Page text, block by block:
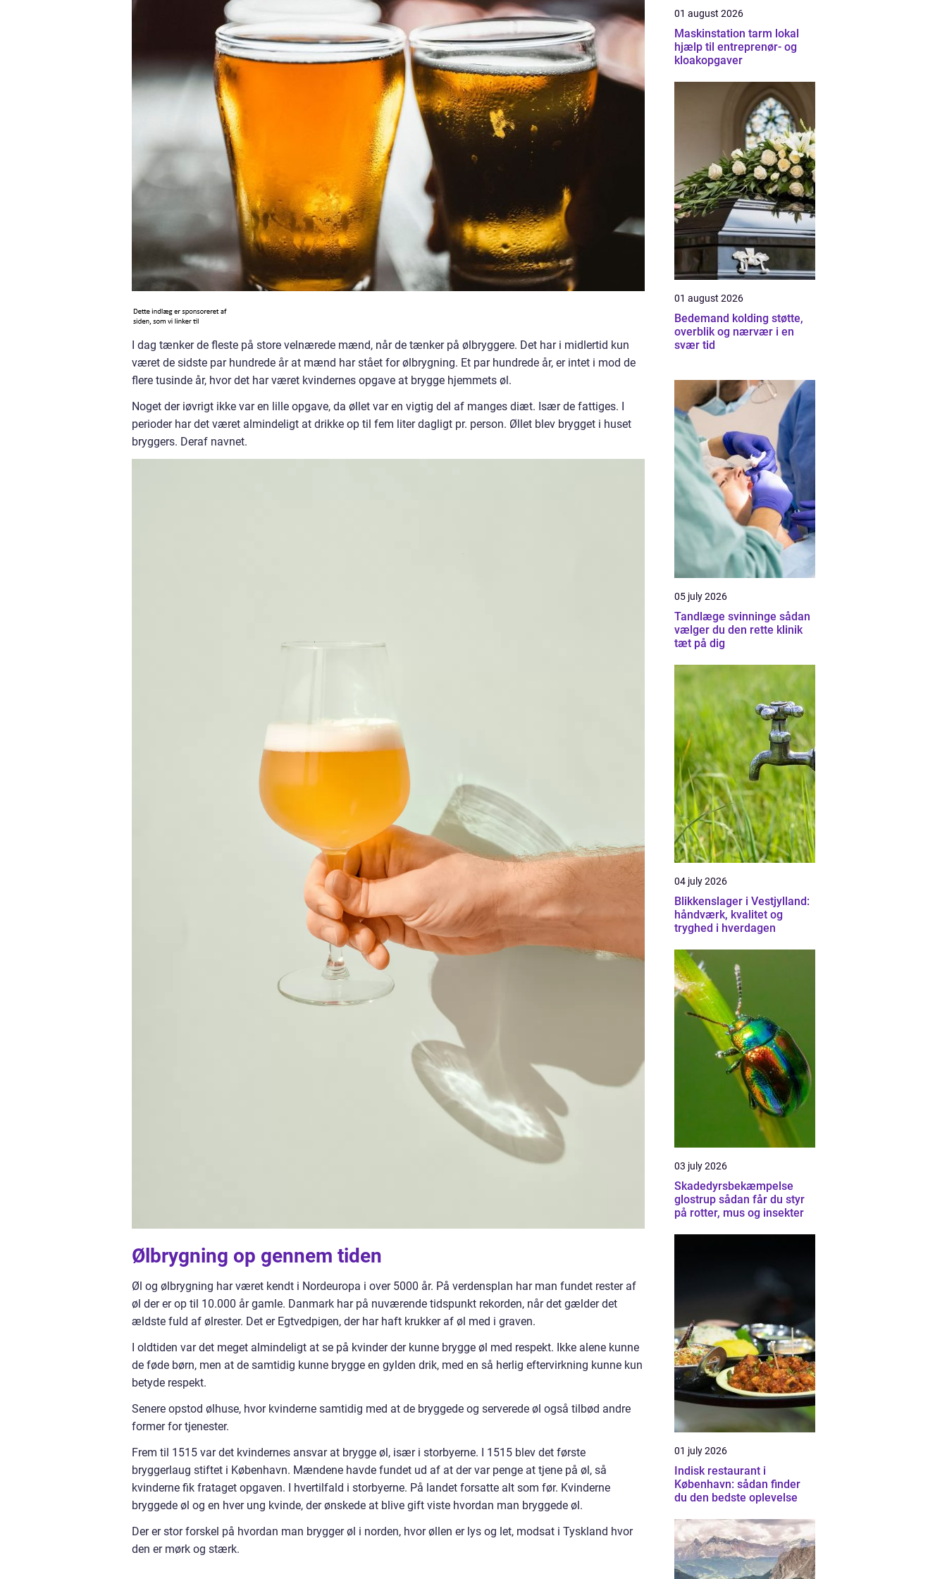
I dag tænker de fleste på store velnærede mænd, når de tænker på ølbryggere. Det har i midlertid kun
været de sidste par hundrede år at mænd har stået for ølbrygning. Et par hundrede år, er intet i mod de
flere tusinde år, hvor det har været kvindernes opgave at brygge hjemmets øl.
Noget der iøvrigt ikke var en lille opgave, da øllet var en vigtig del af manges diæt. Især de fattiges. I
perioder har det været almindeligt at drikke op til fem liter dagligt pr. person. Øllet blev brygget i huset
bryggers. Deraf navnet.
Ølbrygning op gennem tiden
Øl og ølbrygning har været kendt i Nordeuropa i over 5000 år. På verdensplan har man fundet rester af
øl der er op til 10.000 år gamle. Danmark har på nuværende tidspunkt rekorden, når det gælder det
ældste fuld af ølrester. Det er Egtvedpigen, der har haft krukker af øl med i graven.
I oldtiden var det meget almindeligt at se på kvinder der kunne brygge øl med respekt. Ikke alene kunne
de føde børn, men at de samtidig kunne brygge en gylden drik, med en så herlig eftervirkning kunne kun
betyde respekt.
Senere opstod ølhuse, hvor kvinderne samtidig med at de bryggede og serverede øl også tilbød andre
former for tjenester.
Frem til 1515 var det kvindernes ansvar at brygge øl, især i storbyerne. I 1515 blev det første
bryggerlaug stiftet i København. Mændene havde fundet ud af at der var penge at tjene på øl, så
kvinderne fik frataget opgaven. I hvertilfald i storbyerne. På landet forsatte alt som før. Kvinderne
bryggede øl og en hver ung kvinde, der ønskede at blive gift viste hvordan man bryggede øl.
Der er stor forskel på hvordan man brygger øl i norden, hvor øllen er lys og let, modsat i Tyskland hvor
den er mørk og stærk.
01 august 2026
Maskinstation tarm lokal
hjælp til entreprenør- og
kloakopgaver
01 august 2026
Bedemand kolding støtte,
overblik og nærvær i en
svær tid
05 july 2026
Tandlæge svinninge sådan
vælger du den rette klinik
tæt på dig
04 july 2026
Blikkenslager i Vestjylland:
håndværk, kvalitet og
tryghed i hverdagen
03 july 2026
Skadedyrsbekæmpelse
glostrup sådan får du styr
på rotter, mus og insekter
01 july 2026
Indisk restaurant i
København: sådan finder
du den bedste oplevelse